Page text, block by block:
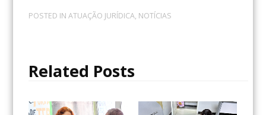
c
e
k
i
t
m
p
i
a
POSTED IN ATUAÇÃO JURÍDICA, NOTÍCIAS
Related Posts